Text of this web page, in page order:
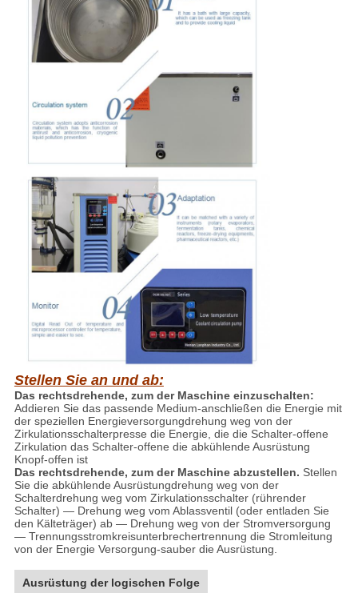
Stellen Sie an und ab:
Das rechtsdrehende, zum der Maschine einzuschalten:
Addieren Sie das passende Medium-anschließen die Energie mit
der speziellen Energieversorgungdrehung weg von der
Zirkulationsschalterpresse die Energie, die die Schalter-offene
Zirkulation das Schalter-offene die abkühlende Ausrüstung
Knopf-offen ist
Das rechtsdrehende, zum der Maschine abzustellen. Stellen
Sie die abkühlende Ausrüstungdrehung weg von der
Schalterdrehung weg vom Zirkulationsschalter (rührender
Schalter) — Drehung weg vom Ablassventil (oder entladen Sie
den Kälteträger) ab — Drehung weg von der Stromversorgung
— Trennungsstromkreisunterbrechertrennung die Stromleitung
von der Energie Versorgung-sauber die Ausrüstung.
Ausrüstung der logischen Folge